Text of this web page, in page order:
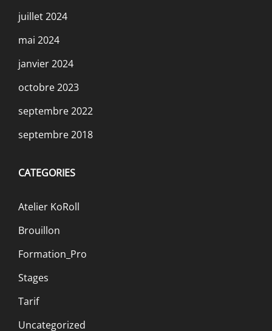
juillet 2024
mai 2024
janvier 2024
octobre 2023
septembre 2022
septembre 2018
CATEGORIES
Atelier KoRoll
Brouillon
Formation_Pro
Stages
Tarif
Uncategorized